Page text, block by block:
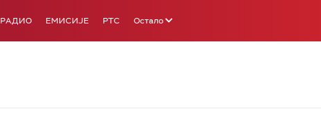
РАДИО ЕМИСИЈЕ РТС Остало